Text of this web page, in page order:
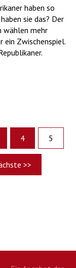
haben so
sie das? Der
wählen mehr
ein Zwischenspiel.
4 5
>>